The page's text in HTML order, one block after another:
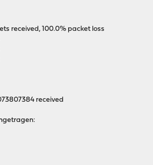
received, 100.0% packet loss
received